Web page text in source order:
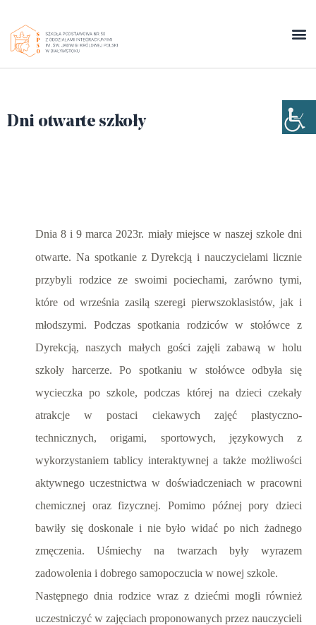
Dni otwarte szkoły
Dnia 8 i 9 marca 2023r. miały miejsce w naszej szkole dni
otwarte. Na spotkanie z Dyrekcją i nauczycielami licznie
przybyli rodzice ze swoimi pociechami, zarówno tymi,
które od września zasilą szeregi pierwszoklasistów, jak i
młodszymi. Podczas spotkania rodziców w stołówce z
Dyrekcją, naszych małych gości zajęli zabawą w holu
szkoły harcerze. Po spotkaniu w stołówce odbyła się
wycieczka po szkole, podczas której na dzieci czekały
atrakcje w postaci ciekawych zajęć plastyczno-
technicznych, origami, sportowych, językowych z
wykorzystaniem tablicy interaktywnej a także możliwości
aktywnego uczestnictwa w doświadczeniach w pracowni
chemicznej oraz fizycznej. Pomimo późnej pory dzieci
bawiły się doskonale i nie było widać po nich żadnego
zmęczenia. Uśmiechy na twarzach były wyrazem
zadowolenia i dobrego samopoczucia w nowej szkole.
Następnego dnia rodzice wraz z dziećmi mogli również
uczestniczyć w zajęciach proponowanych przez nauczycieli